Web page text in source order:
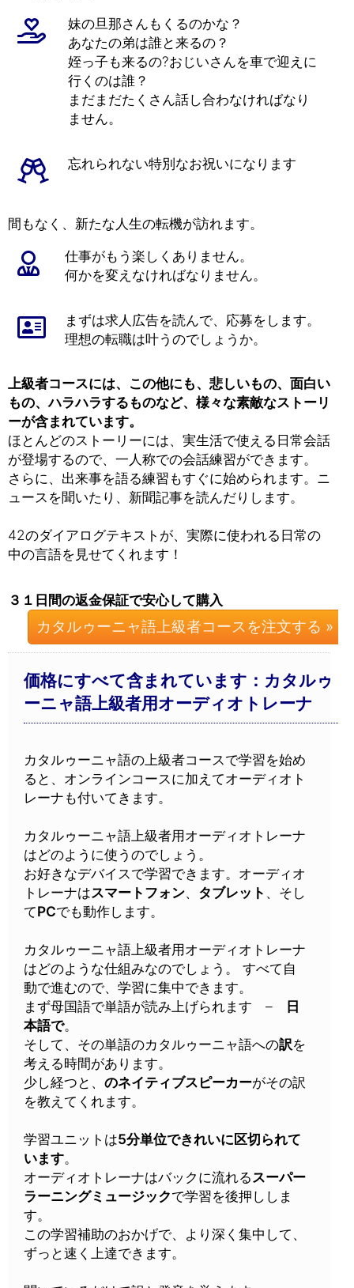
妹の旦那さんもくるのかな？
あなたの弟は誰と来るの？
姪っ子も来るの?おじいさんを車で迎えに
行くのは誰？
まだまだたくさん話し合わなければなり
ません。
忘れられない特別なお祝いになります
間もなく、新たな人生の転機が訪れます。
仕事がもう楽しくありません。
何かを変えなければなりません。
まずは求人広告を読んで、応募をします。
理想の転職は叶うのでしょうか。
上級者コースには、この他にも、悲しいもの、面白い
もの、ハラハラするものなど、様々な素敵なストーリ
ーが含まれています。
ほとんどのストーリーには、実生活で使える日常会話
が登場するので、一人称での会話練習ができます。
さらに、出来事を語る練習もすぐに始められます。ニ
ュースを聞いたり、新聞記事を読んだりします。
42のダイアログテキストが、実際に使われる日常の
中の言語を見せてくれます！
３１日間の返金保証で安心して購入
カタルゥーニャ語上級者コースを注文する »
価格にすべて含まれています：カタルゥ
ーニャ語上級者用オーディオトレーナ
カタルゥーニャ語の上級者コースで学習を始め
ると、オンラインコースに加えてオーディオト
レーナも付いてきます。
カタルゥーニャ語上級者用オーディオトレーナ
はどのように使うのでしょう。
お好きなデバイスで学習できます。オーディオ
トレーナはスマートフォン、 タブレット 、そし
てPCでも動作します。
カタルゥーニャ語上級者用オーディオトレーナ
はどのような仕組みなのでしょう。 すべて自
動で進むので、学習に集中できます。
まず母国語で単語が読み上げられます – 日
本語で。
そして、その単語のカタルゥーニャ語への訳を
考える時間があります。
少し経つと、 のネイティブスピーカーがその訳
を教えてくれます。
学習ユニットは5分単位できれいに区切られて
います。
オーディオトレーナはバックに流れるスーパー
ラーニングミュージックで学習を後押ししま
す。
この学習補助のおかげで、より深く集中して、
ずっと速く上達できます。